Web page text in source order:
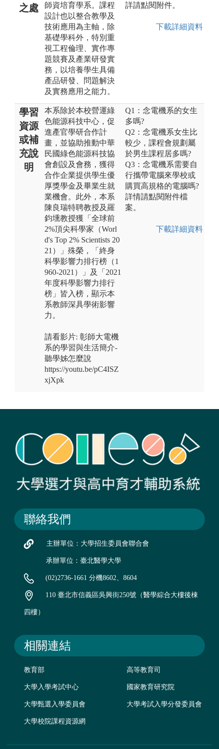
之處
師資培育學系。課程
設計也以整合教學及
技術應用為主軸，除
基礎學科外，特別重
視工程倫理、實作專
題競賽及產業研發實
務，以培養學生具備
產品研發、問題解決
及實務應用之能力。
詳請點閱附件。
下載詳細資料
學習
資源
或補
充說
明
本系除於本校營運綠
色能源科技中心，促
進產官學研合作計
畫，並協助推動中華
民國綠色能源科技協
會創設及會務，獲得
合作企業提供學生優
厚獎學金及畢業生就
業機會。此外，本系
陳良瑞特聘教授及羅
鈞壎教授獲「全球前
2%頂尖科學家（Worl
d's Top 2% Scientists 20
21）」殊榮，「終身
科學影響力排行榜（1
960-2021）」及「2021
年度科學影響力排行
榜」皆入榜，顯示本
系教師深具學術影響
力。
請看影片: 彰師大電機
系的學習與生活簡介-
聽學姊怎麼說
https://youtu.be/pC4ISZ
xjXpk
Q1：念電機系的女生
多嗎?
Q2：念電機系女生比
較少，課程會規劃屬
於男生課程居多嗎?
Q3：念電機系需要自
行攜帶電腦來學校或
購買高規格的電腦嗎?
詳情請點閱附件檔
案。
下載詳細資料
聯絡我們
主辦單位：大學招生委員會聯合會
承辦單位：臺北醫學大學
(02)2736-1661 分機8602、8604
110 臺北市信義區吳興街250號（醫學綜合大樓後棟
四樓）
相關連結
教育部 高等教育司
大學入學考試中心 國家教育研究院
大學甄選入學委員會 大學考試入學分發委員會
大學校院課程資源網